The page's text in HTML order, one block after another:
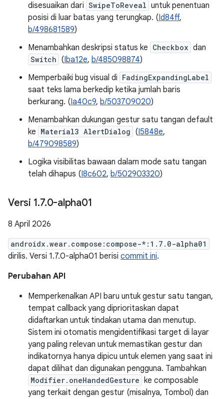
disesuaikan dari SwipeToReveal untuk penentuan
posisi di luar batas yang terungkap. (Id84ff,
b/498681589)
Menambahkan deskripsi status ke Checkbox dan
Switch (Iba12e, b/485098874)
Memperbaiki bug visual di FadingExpandingLabel
saat teks lama berkedip ketika jumlah baris
berkurang. (Ia40c9, b/503709020)
Menambahkan dukungan gestur satu tangan default
ke Material3 AlertDialog (I5848e,
b/479098589)
Logika visibilitas bawaan dalam mode satu tangan
telah dihapus (I8c602, b/502903320)
Versi 1.7.0-alpha01
8 April 2026
androidx.wear.compose:compose-*:1.7.0-alpha01
dirilis. Versi 1.7.0-alpha01 berisi commit ini.
Perubahan API
Memperkenalkan API baru untuk gestur satu tangan,
tempat callback yang diprioritaskan dapat
didaftarkan untuk tindakan utama dan menutup.
Sistem ini otomatis mengidentifikasi target di layar
yang paling relevan untuk memastikan gestur dan
indikatornya hanya dipicu untuk elemen yang saat ini
dapat dilihat dan digunakan pengguna. Tambahkan
Modifier.oneHandedGesture ke composable
yang terkait dengan gestur (misalnya, Tombol) dan